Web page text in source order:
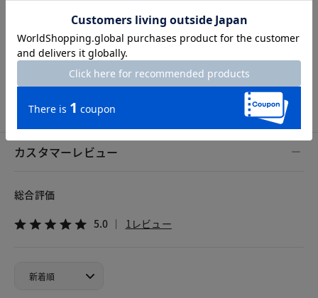
Length 70cm
S M L XL XXL
カスタマーレビュー
総合評価
5.0 1レビュー